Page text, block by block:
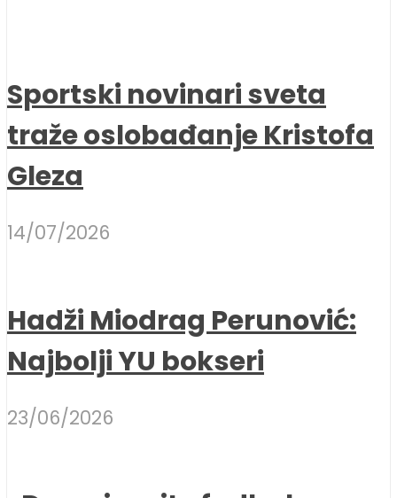
Sportski novinari sveta
traže oslobađanje Kristofa
Gleza
14/07/2026
Hadži Miodrag Perunović:
Najbolji YU bokseri
23/06/2026